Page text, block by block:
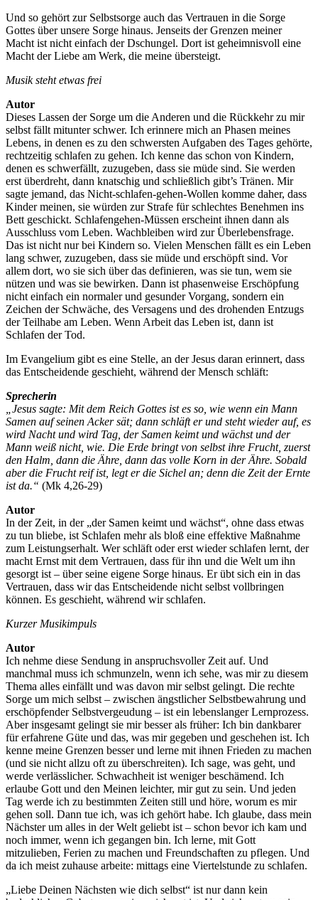
Und so gehört zur Selbstsorge auch das Vertrauen in die Sorge
Gottes über unsere Sorge hinaus. Jenseits der Grenzen meiner
Macht ist nicht einfach der Dschungel. Dort ist geheimnisvoll eine
Macht der Liebe am Werk, die meine übersteigt.
Musik steht etwas frei
Autor
Dieses Lassen der Sorge um die Anderen und die Rückkehr zu mir
selbst fällt mitunter schwer. Ich erinnere mich an Phasen meines
Lebens, in denen es zu den schwersten Aufgaben des Tages gehörte,
rechtzeitig schlafen zu gehen. Ich kenne das schon von Kindern,
denen es schwerfällt, zuzugeben, dass sie müde sind. Sie werden
erst überdreht, dann knatschig und schließlich gibt’s Tränen. Mir
sagte jemand, das Nicht-schlafen-gehen-Wollen komme daher, dass
Kinder meinen, sie würden zur Strafe für schlechtes Benehmen ins
Bett geschickt. Schlafengehen-Müssen erscheint ihnen dann als
Ausschluss vom Leben. Wachbleiben wird zur Überlebensfrage.
Das ist nicht nur bei Kindern so. Vielen Menschen fällt es ein Leben
lang schwer, zuzugeben, dass sie müde und erschöpft sind. Vor
allem dort, wo sie sich über das definieren, was sie tun, wem sie
nützen und was sie bewirken. Dann ist phasenweise Erschöpfung
nicht einfach ein normaler und gesunder Vorgang, sondern ein
Zeichen der Schwäche, des Versagens und des drohenden Entzugs
der Teilhabe am Leben. Wenn Arbeit das Leben ist, dann ist
Schlafen der Tod.
Im Evangelium gibt es eine Stelle, an der Jesus daran erinnert, dass
das Entscheidende geschieht, während der Mensch schläft:
Sprecherin
„Jesus sagte: Mit dem Reich Gottes ist es so, wie wenn ein Mann
Samen auf seinen Acker sät; dann schläft er und steht wieder auf, es
wird Nacht und wird Tag, der Samen keimt und wächst und der
Mann weiß nicht, wie. Die Erde bringt von selbst ihre Frucht, zuerst
den Halm, dann die Ähre, dann das volle Korn in der Ähre. Sobald
aber die Frucht reif ist, legt er die Sichel an; denn die Zeit der Ernte
ist da.“ (Mk 4,26-29)
Autor
In der Zeit, in der „der Samen keimt und wächst“, ohne dass etwas
zu tun bliebe, ist Schlafen mehr als bloß eine effektive Maßnahme
zum Leistungserhalt. Wer schläft oder erst wieder schlafen lernt, der
macht Ernst mit dem Vertrauen, dass für ihn und die Welt um ihn
gesorgt ist – über seine eigene Sorge hinaus. Er übt sich ein in das
Vertrauen, dass wir das Entscheidende nicht selbst vollbringen
können. Es geschieht, während wir schlafen.
Kurzer Musikimpuls
Autor
Ich nehme diese Sendung in anspruchsvoller Zeit auf. Und
manchmal muss ich schmunzeln, wenn ich sehe, was mir zu diesem
Thema alles einfällt und was davon mir selbst gelingt. Die rechte
Sorge um mich selbst – zwischen ängstlicher Selbstbewahrung und
erschöpfender Selbstvergeudung – ist ein lebenslanger Lernprozess.
Aber insgesamt gelingt sie mir besser als früher: Ich bin dankbarer
für erfahrene Güte und das, was mir gegeben und geschehen ist. Ich
kenne meine Grenzen besser und lerne mit ihnen Frieden zu machen
(und sie nicht allzu oft zu überschreiten). Ich sage, was geht, und
werde verlässlicher. Schwachheit ist weniger beschämend. Ich
erlaube Gott und den Meinen leichter, mir gut zu sein. Und jeden
Tag werde ich zu bestimmten Zeiten still und höre, worum es mir
gehen soll. Dann tue ich, was ich gehört habe. Ich glaube, dass mein
Nächster um alles in der Welt geliebt ist – schon bevor ich kam und
noch immer, wenn ich gegangen bin. Ich lerne, mit Gott
mitzulieben, Ferien zu machen und Freundschaften zu pflegen. Und
da ich meist zuhause arbeite: mittags eine Viertelstunde zu schlafen.
„Liebe Deinen Nächsten wie dich selbst“ ist nur dann kein